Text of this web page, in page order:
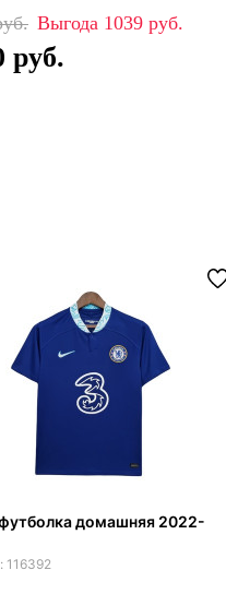
1039
домашняя 2022-
116392